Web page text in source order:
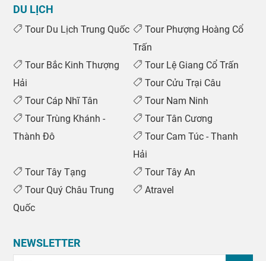
DU LỊCH
Tour Du Lịch Trung Quốc
Tour Phượng Hoàng Cổ
Trấn
Tour Bắc Kinh Thượng
Hải
Tour Lệ Giang Cổ Trấn
Tour Cửu Trại Câu
Tour Cáp Nhĩ Tân
Tour Nam Ninh
Tour Trùng Khánh -
Thành Đô
Tour Tân Cương
Tour Cam Túc - Thanh
Hải
Tour Tây Tạng
Tour Tây An
Tour Quý Châu Trung
Quốc
Atravel
NEWSLETTER